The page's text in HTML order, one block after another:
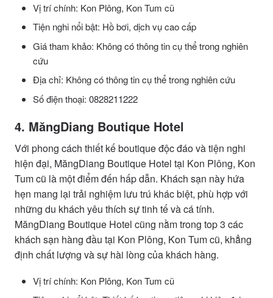
Vị trí chính: Kon Plông, Kon Tum cũ
Tiện nghi nổi bật: Hồ bơi, dịch vụ cao cấp
Giá tham khảo: Không có thông tin cụ thể trong nghiên
cứu
Địa chỉ: Không có thông tin cụ thể trong nghiên cứu
Số điện thoại: 0828211222
4. MăngDiang Boutique Hotel
Với phong cách thiết kế boutique độc đáo và tiện nghi
hiện đại, MăngDiang Boutique Hotel tại Kon Plông, Kon
Tum cũ là một điểm đến hấp dẫn. Khách sạn này hứa
hẹn mang lại trải nghiệm lưu trú khác biệt, phù hợp với
những du khách yêu thích sự tinh tế và cá tính.
MăngDiang Boutique Hotel cũng nằm trong top 3 các
khách sạn hàng đầu tại Kon Plông, Kon Tum cũ, khẳng
định chất lượng và sự hài lòng của khách hàng.
Vị trí chính: Kon Plông, Kon Tum cũ